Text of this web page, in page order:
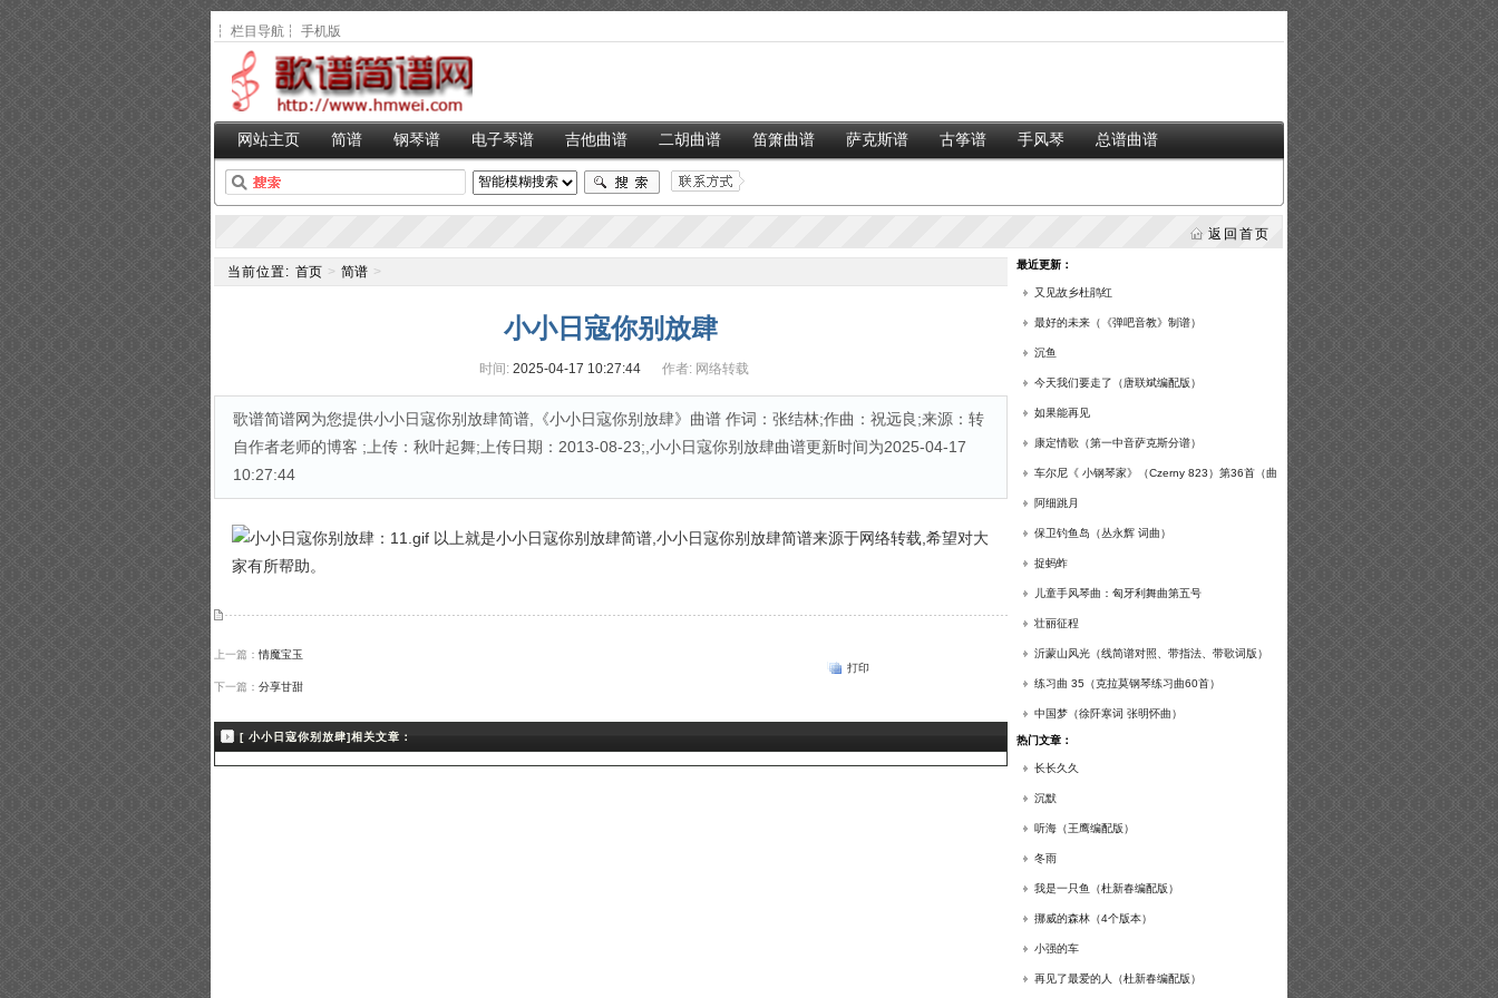
┆ 栏目导航 ┆ 手机版
网站主页 简谱 钢琴谱 电子琴谱 吉他曲谱 二胡曲谱 笛箫曲谱 萨克斯谱 古筝谱 手风琴 总谱曲谱
返回首页
当前位置: 首页 > 简谱 >
小小日寇你别放肆
时间: 2025-04-17 10:27:44 作者: 网络转载
歌谱简谱网为您提供小小日寇你别放肆简谱,《小小日寇你别放肆》曲谱 作词：张结林;作曲：祝远良;来源：转
自作者老师的博客 ;上传：秋叶起舞;上传日期：2013-08-23;,小小日寇你别放肆曲谱更新时间为2025-04-17
10:27:44
以上就是小小日寇你别放肆简谱,小小日寇你别放肆简谱来源于网络转载,希望对大
家有所帮助。
上一篇： 情魔宝玉
下一篇： 分享甘甜
打印
[ 小小日寇你别放肆]相关文章：
最近更新：
又见故乡杜鹃红
最好的未来（《弹吧音教》制谱）
沉鱼
今天我们要走了（唐联斌编配版）
如果能再见
康定情歌（第一中音萨克斯分谱）
车尔尼《 小钢琴家》（Czerny 823）第36首（曲
谱及练习提示）
阿细跳月
保卫钓鱼岛（丛永辉 词曲）
捉蚂蚱
儿童手风琴曲：匈牙利舞曲第五号
壮丽征程
沂蒙山风光（线简谱对照、带指法、带歌词版）
练习曲 35（克拉莫钢琴练习曲60首）
中国梦（徐阡寒词 张明怀曲）
热门文章：
长长久久
沉默
听海（王鹰编配版）
冬雨
我是一只鱼（杜新春编配版）
挪威的森林（4个版本）
小强的车
再见了最爱的人（杜新春编配版）